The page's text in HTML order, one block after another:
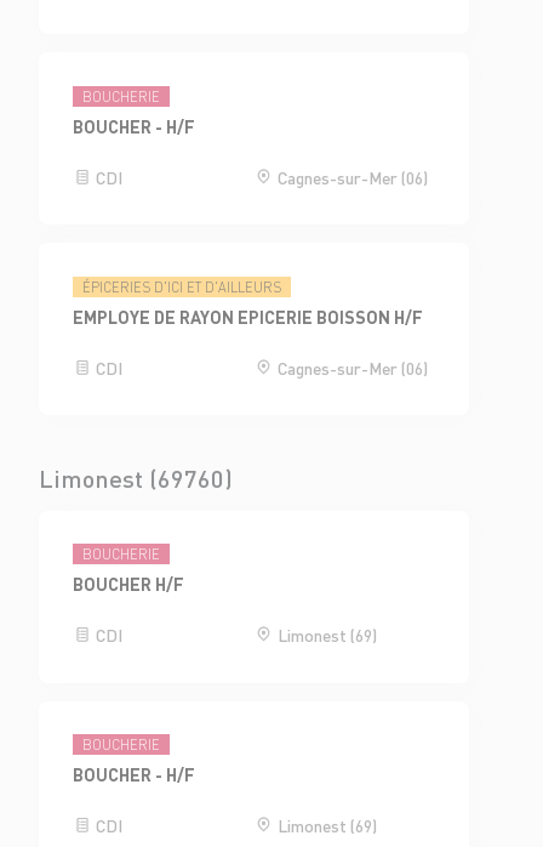
BOUCHERIE
BOUCHER - H/F
CDI Cagnes-sur-Mer (06)
ÉPICERIES D'ICI ET D'AILLEURS
EMPLOYE DE RAYON EPICERIE BOISSON H/F
CDI Cagnes-sur-Mer (06)
Limonest (69760)
BOUCHERIE
BOUCHER H/F
CDI Limonest (69)
BOUCHERIE
BOUCHER - H/F
CDI Limonest (69)